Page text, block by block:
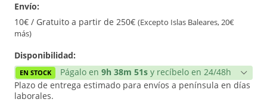
Envío:
10€ / Gratuito a partir de 250€ (Excepto Islas Baleares, 20€
más)
Disponibilidad:
EN STOCK Págalo en 9h 38m 51s y recíbelo en 24/48h
Plazo de entrega estimado para envíos a península en días
laborales.